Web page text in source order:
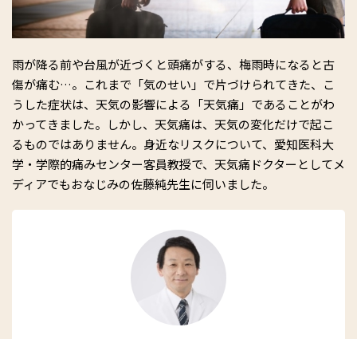
雨が降る前や台風が近づくと頭痛がする、梅雨時になると古
傷が痛む…。これまで「気のせい」で片づけられてきた、こ
うした症状は、天気の影響による「天気痛」であることがわ
かってきました。しかし、天気痛は、天気の変化だけで起こ
るものではありません。身近なリスクについて、愛知医科大
学・学際的痛みセンター客員教授で、天気痛ドクターとしてメ
ディアでもおなじみの佐藤純先生に伺いました。